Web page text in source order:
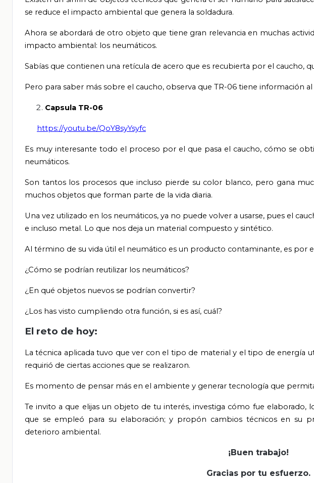
se reduce el impacto ambiental que genera la soldadura.
Ahora se abordará de otro objeto que tiene gran relevancia en muchas
impacto ambiental: los neumáticos.
Sabías que contienen una retícula de acero que es recubierta por el caucho,
Pero para saber más sobre el caucho, observa que TR-06 tiene información
Capsula TR-06
https://youtu.be/QoY8syYsyfc
Es muy interesante todo el proceso por el que pasa el caucho, cómo se
neumáticos.
Son tantos los procesos que incluso pierde su color blanco, pero gana
muchos objetos que forman parte de la vida diaria.
Una vez utilizado en los neumáticos, ya no puede volver a usarse, pues el
e incluso metal. Lo que nos deja un material compuesto y sintético.
Al término de su vida útil el neumático es un producto contaminante, es por
¿Cómo se podrían reutilizar los neumáticos?
¿En qué objetos nuevos se podrían convertir?
¿Los has visto cumpliendo otra función, si es así, cuál?
El reto de hoy:
La técnica aplicada tuvo que ver con el tipo de material y el tipo de energía
requirió de ciertas acciones que se realizaron.
Es momento de pensar más en el ambiente y generar tecnología que
Te invito a que elijas un objeto de tu interés, investiga cómo fue elaborado,
que se empleó para su elaboración; y propón cambios técnicos en su
deterioro ambiental.
¡Buen trabajo!
Gracias por tu esfuerzo.